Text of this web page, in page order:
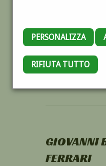
PERSONALIZZA
RIFIUTA TUTTO
GIOVANNI
FERRARI